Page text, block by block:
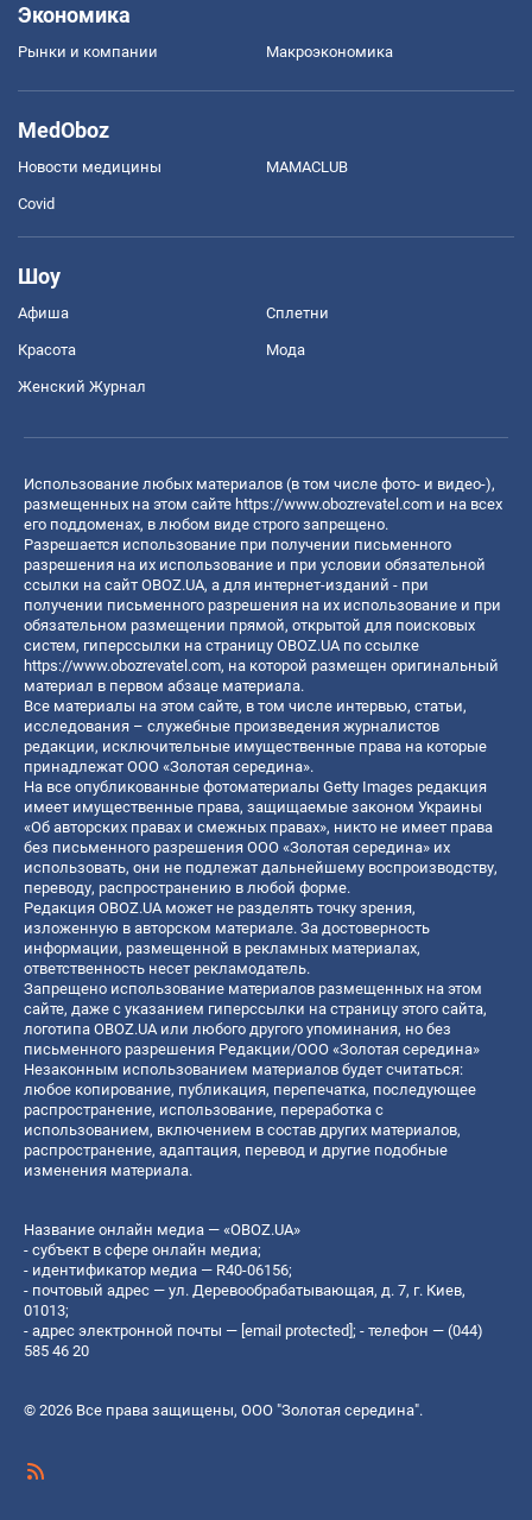
Экономика
Рынки и компании Mакроэкономика
MedOboz
Новости медицины MAMACLUB
Covid
Шоу
Афиша Сплетни
Красота Мода
Женский Журнал
Использование любых материалов (в том числе фото- и видео-),
размещенных на этом сайте https://www.obozrevatel.com и на всех
его поддоменах, в любом виде строго запрещено.
Разрешается использование при получении письменного
разрешения на их использование и при условии обязательной
ссылки на сайт OBOZ.UA, а для интернет-изданий - при
получении письменного разрешения на их использование и при
обязательном размещении прямой, открытой для поисковых
систем, гиперссылки на страницу OBOZ.UA по ссылке
https://www.obozrevatel.com, на которой размещен оригинальный
материал в первом абзаце материала.
Все материалы на этом сайте, в том числе интервью, статьи,
исследования – служебные произведения журналистов
редакции, исключительные имущественные права на которые
принадлежат ООО «Золотая середина».
На все опубликованные фотоматериалы Getty Images редакция
имеет имущественные права, защищаемые законом Украины
«Об авторских правах и смежных правах», никто не имеет права
без письменного разрешения ООО «Золотая середина» их
использовать, они не подлежат дальнейшему воспроизводству,
переводу, распространению в любой форме.
Редакция OBOZ.UA может не разделять точку зрения,
изложенную в авторском материале. За достоверность
информации, размещенной в рекламных материалах,
ответственность несет рекламодатель.
Запрещено использование материалов размещенных на этом
сайте, даже с указанием гиперссылки на страницу этого сайта,
логотипа OBOZ.UA или любого другого упоминания, но без
письменного разрешения Редакции/ООО «Золотая середина»
Незаконным использованием материалов будет считаться:
любое копирование, публикация, перепечатка, последующее
распространение, использование, переработка с
использованием, включением в состав других материалов,
распространение, адаптация, перевод и другие подобные
изменения материала.
Название онлайн медиа — «OBOZ.UA»
- субъект в сфере онлайн медиа;
- идентификатор медиа — R40-06156;
- почтовый адрес — ул. Деревообрабатывающая, д. 7, г. Киев,
01013;
- адрес электронной почты — [email protected]; - телефон — (044)
585 46 20
© 2026 Все права защищены, ООО "Золотая середина".